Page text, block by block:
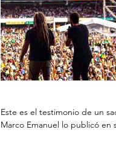
Este es el testimonio de un
Marco Emanuel lo publicó